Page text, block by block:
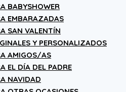
BABYSHOWER
EMBARAZADAS
SAN VALENTÍN
Y PERSONALIZADOS
AMIGOS/AS
EL DÍA DEL PADRE
NAVIDAD